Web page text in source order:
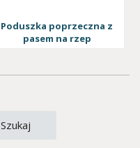
Poduszka poprzeczna z
pasem na rzep
Szukaj